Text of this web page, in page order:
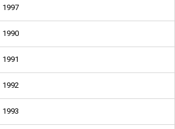
1997
1990
1991
1992
1993